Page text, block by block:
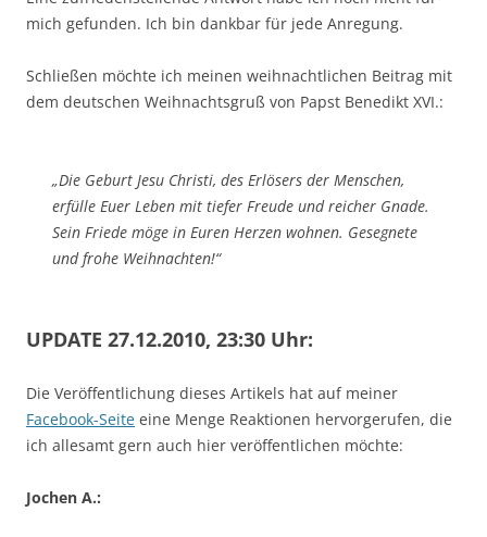
mich gefunden. Ich bin dankbar für jede Anregung.
Schließen möchte ich meinen weihnachtlichen Beitrag mit
dem deutschen Weihnachtsgruß von Papst Benedikt XVI.:
„Die Geburt Jesu Christi, des Erlösers der Menschen,
erfülle Euer Leben mit tiefer Freude und reicher Gnade.
Sein Friede möge in Euren Herzen wohnen. Gesegnete
und frohe Weihnachten!“
UPDATE 27.12.2010, 23:30 Uhr:
Die Veröffentlichung dieses Artikels hat auf meiner
Facebook-Seite eine Menge Reaktionen hervorgerufen, die
ich allesamt gern auch hier veröffentlichen möchte:
Jochen A.: